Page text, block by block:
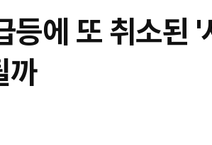
에 또 취소된
까